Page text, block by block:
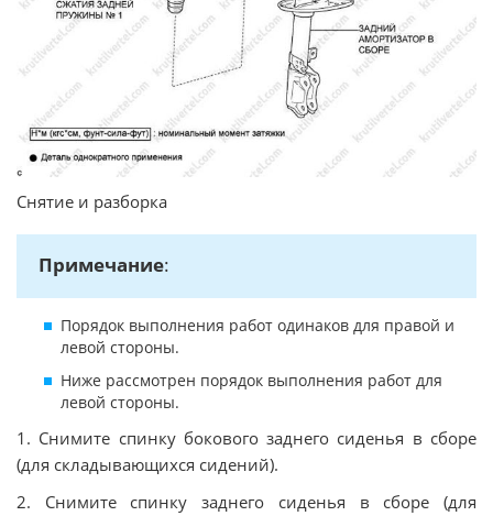
Снятие и разборка
Примечание:
Порядок выполнения работ одинаков для правой и
левой стороны.
Ниже рассмотрен порядок выполнения работ для
левой стороны.
1. Снимите спинку бокового заднего сиденья в сборе
(для складывающихся сидений).
2. Снимите спинку заднего сиденья в сборе (для